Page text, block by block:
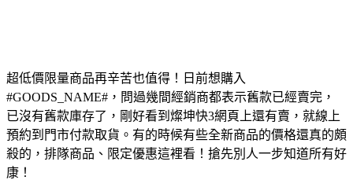
超低價限量商品再辛苦也值得！日前想購入
#GOODS_NAME#，問過幾間經銷商都表示舊款已經賣完，
已沒有舊款庫存了，剛好看到燦坤快3網頁上還有賣，就線上
預約到門市付款取貨。有的時候有些全新商品的價格還真的頗
殺的，排隊商品、限定優惠這裡看！搶先別人一步知道所有好
康！